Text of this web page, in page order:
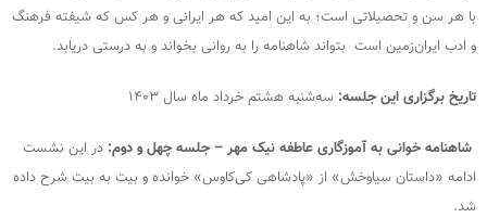
با هر سن و تحصیلاتی است؛ به این امید که هر ایرانی و هر کس که شیفته فرهنگ
و ادب ایران‌زمین است بتواند شاهنامه را به روانی بخواند و به درستی دریابد.
تاریخ برگزاری این جلسه: سه‌شنبه هشتم خرداد ماه سال ۱۴۰۳
شاهنامه خوانی به آموزگاری عاطفه نیک مهر – جلسه چهل و دوم: در این نشست
ادامه «داستان سیاوخش» از «پادشاهی کی‌کاوس» خوانده و بیت به بیت شرح داده
شد.